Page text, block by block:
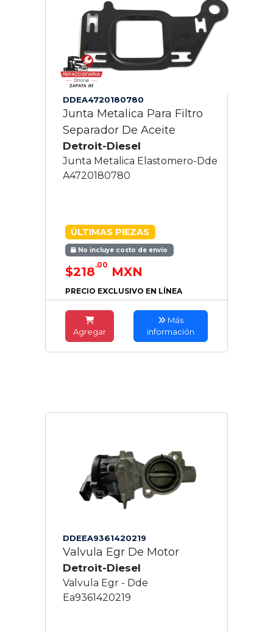
DDEA4720180780
Junta Metalica Para Filtro
Separador De Aceite
Detroit-Diesel
Junta Metalica Elastomero-Dde
A4720180780
ÚLTIMAS PIEZAS
No incluye costo de envío
$218.00 MXN
PRECIO EXCLUSIVO EN LÍNEA
Agregar
Más
información
DDEEA9361420219
Valvula Egr De Motor
Detroit-Diesel
Valvula Egr - Dde
Ea9361420219